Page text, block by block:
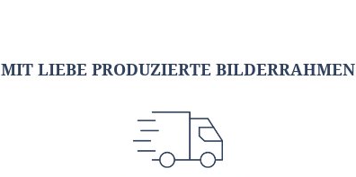
MIT LIEBE PRODUZIERTE BILDERRAHMEN